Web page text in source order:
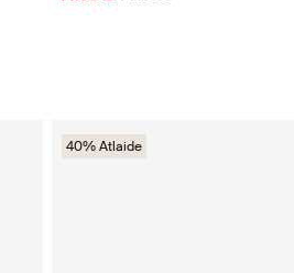
40% Atlaide